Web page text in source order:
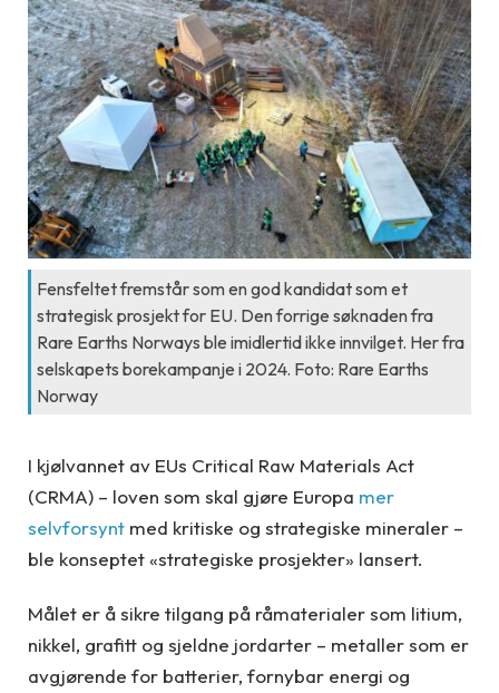
Fensfeltet fremstår som en god kandidat som et
strategisk prosjekt for EU. Den forrige søknaden fra
Rare Earths Norways ble imidlertid ikke innvilget. Her fra
selskapets borekampanje i 2024. Foto: Rare Earths
Norway
I kjølvannet av EUs Critical Raw Materials Act
(CRMA) – loven som skal gjøre Europa mer
selvforsynt med kritiske og strategiske mineraler –
ble konseptet «strategiske prosjekter» lansert.
Målet er å sikre tilgang på råmaterialer som litium,
nikkel, grafitt og sjeldne jordarter – metaller som er
avgjørende for batterier, fornybar energi og